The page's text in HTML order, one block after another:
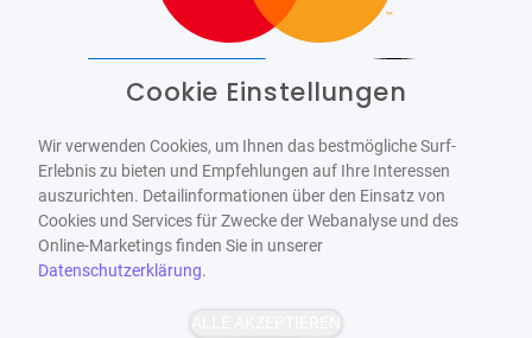
WCAG-2.1-AA
Cookie Einstellungen
Wir verwenden Cookies, um Ihnen das bestmögliche Surf-
Erlebnis zu bieten und Empfehlungen auf Ihre Interessen
auszurichten. Detailinformationen über den Einsatz von
Cookies und Services für Zwecke der Webanalyse und des
Online-Marketings finden Sie in unserer
Datenschutzerklärung.
ALLE AKZEPTIEREN